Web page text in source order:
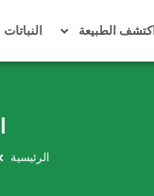
اكتشف الطبيعة النباتات
الرئيسية